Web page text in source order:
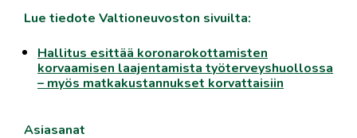
Lue tiedote Valtioneuvoston sivuilta:
Hallitus esittää koronarokottamisten
korvaamisen laajentamista työterveyshuollossa
– myös matkakustannukset korvattaisiin
Asiasanat